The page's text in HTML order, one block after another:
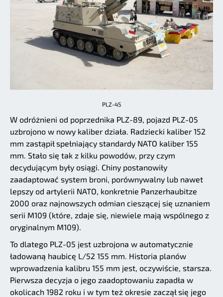
PLZ-45
W odróżnieni od poprzednika PLZ-89, pojazd PLZ-05
uzbrojono w nowy kaliber działa. Radziecki kaliber 152
mm zastąpił spełniający standardy NATO kaliber 155
mm. Stało się tak z kilku powodów, przy czym
decydującym były osiągi. Chiny postanowiły
zaadaptować system broni, porównywalny lub nawet
lepszy od artylerii NATO, konkretnie Panzerhaubitze
2000 oraz najnowszych odmian cieszącej się uznaniem
serii M109 (które, zdaje się, niewiele mają wspólnego z
oryginalnym M109).
To dlatego PLZ-05 jest uzbrojona w automatycznie
ładowaną haubicę L/52 155 mm. Historia planów
wprowadzenia kalibru 155 mm jest, oczywiście, starsza.
Pierwsza decyzja o jego zaadoptowaniu zapadła w
okolicach 1982 roku i w tym też okresie zaczął się jego